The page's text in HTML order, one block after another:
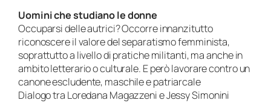
Uomini che studiano le donne
Occuparsi delle autrici? Occorre innanzitutto
riconoscere il valore del separatismo femminista,
soprattutto a livello di pratiche militanti, ma anche in
ambito letterario o culturale. E però lavorare contro un
canone escludente, maschile e patriarcale
Dialogo tra Loredana Magazzeni e Jessy Simonini